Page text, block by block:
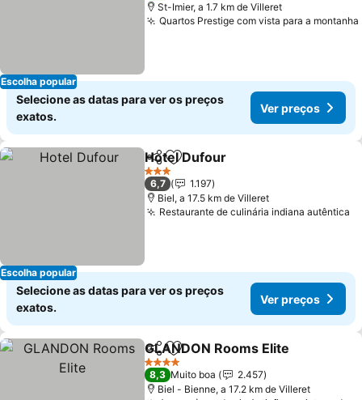
Escolha popular
St-Imier, a 1.7 km de Villeret
Quartos Prestige com vista para a montanha
Selecione as datas para ver os preços
exatos.
Ver preços
Escolha popular
PartilharAdicionar aos favoritos
Hotel Dufour
3 Estrelas
6,7
1.197
Biel, a 17.5 km de Villeret
Restaurante de culinária indiana autêntica
Selecione as datas para ver os preços
exatos.
Ver preços
PartilharAdicionar aos favoritos
GLANDON Rooms Elite
4 Estrelas
8,3 Muito boa
2.457
Biel - Bienne, a 17.2 km de Villeret